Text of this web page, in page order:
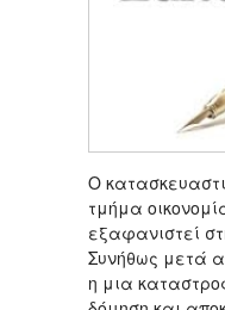
O
τμήμα
εξαφανιστεί
Συνήθως μετά
η μια